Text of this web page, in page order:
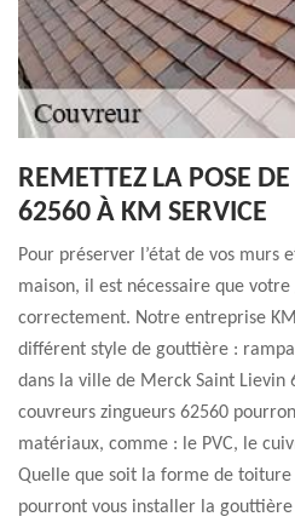
REMETTEZ LA POSE
62560 À KM SERVICE
Pour préserver l’état de vos murs
maison, il est nécessaire que
correctement. Notre entreprise
différent style de gouttière :
dans la ville de Merck Saint Lievin
couvreurs zingueurs 62560
matériaux, comme : le PVC, le
Quelle que soit la forme de toiture
pourront vous installer la gouttière